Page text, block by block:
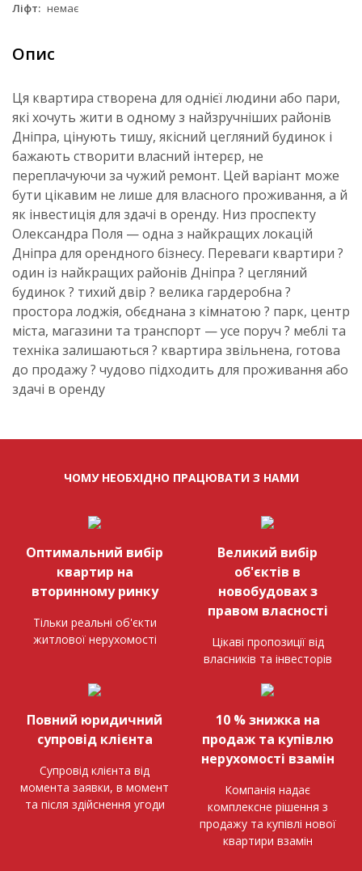
Ліфт: немає
Опис
Ця квартира створена для однієї людини або пари,
які хочуть жити в одному з найзручніших районів
Дніпра, цінують тишу, якісний цегляний будинок і
бажають створити власний інтерєр, не
переплачуючи за чужий ремонт. Цей варіант може
бути цікавим не лише для власного проживання, а й
як інвестиція для здачі в оренду. Низ проспекту
Олександра Поля — одна з найкращих локацій
Дніпра для орендного бізнесу. Переваги квартири ?
один із найкращих районів Дніпра ? цегляний
будинок ? тихий двір ? велика гардеробна ?
простора лоджія, обєднана з кімнатою ? парк, центр
міста, магазини та транспорт — усе поруч ? меблі та
техніка залишаються ? квартира звільнена, готова
до продажу ? чудово підходить для проживання або
здачі в оренду
ЧОМУ НЕОБХІДНО ПРАЦЮВАТИ З НАМИ
Оптимальний вибір
квартир на
вторинному ринку
Тільки реальні об'єкти
житлової нерухомості
Великий вибір
об'єктів в
новобудовах з
правом власності
Цікаві пропозиції від
власників та інвесторів
Повний юридичний
супровід клієнта
Супровід клієнта від
момента заявки, в момент
та після здійснення угоди
10 % знижка на
продаж та купівлю
нерухомості взамін
Компанія надає
комплексне рішення з
продажу та купівлі нової
квартири взамін